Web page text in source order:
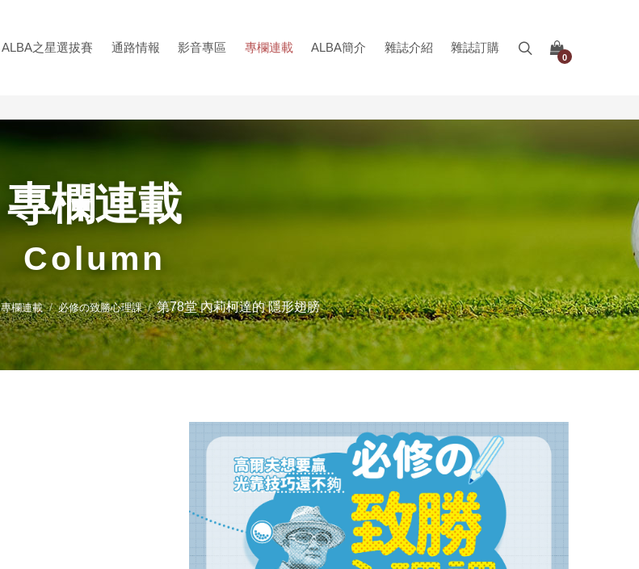
ALBA之星選拔賽 通路情報 影音專區 專欄連載 ALBA簡介 雜誌介紹 雜誌訂購
0
專欄連載
Column
專欄連載 必修の致勝心理課 第78堂 內莉柯達的 隱形翅膀